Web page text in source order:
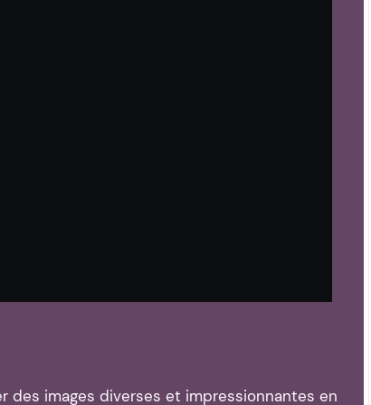
des images diverses et impressionnantes en